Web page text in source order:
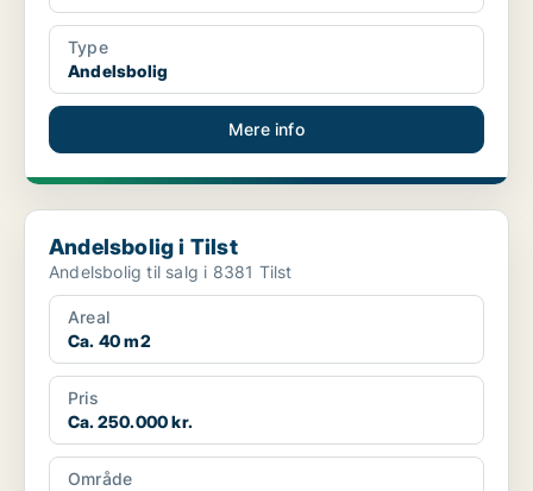
Type
Andelsbolig
Mere info
Andelsbolig i Tilst
Andelsbolig i Tilst
Andelsbolig til salg i 8381 Tilst
Areal
Ca. 40 m2
Pris
Ca. 250.000 kr.
Område